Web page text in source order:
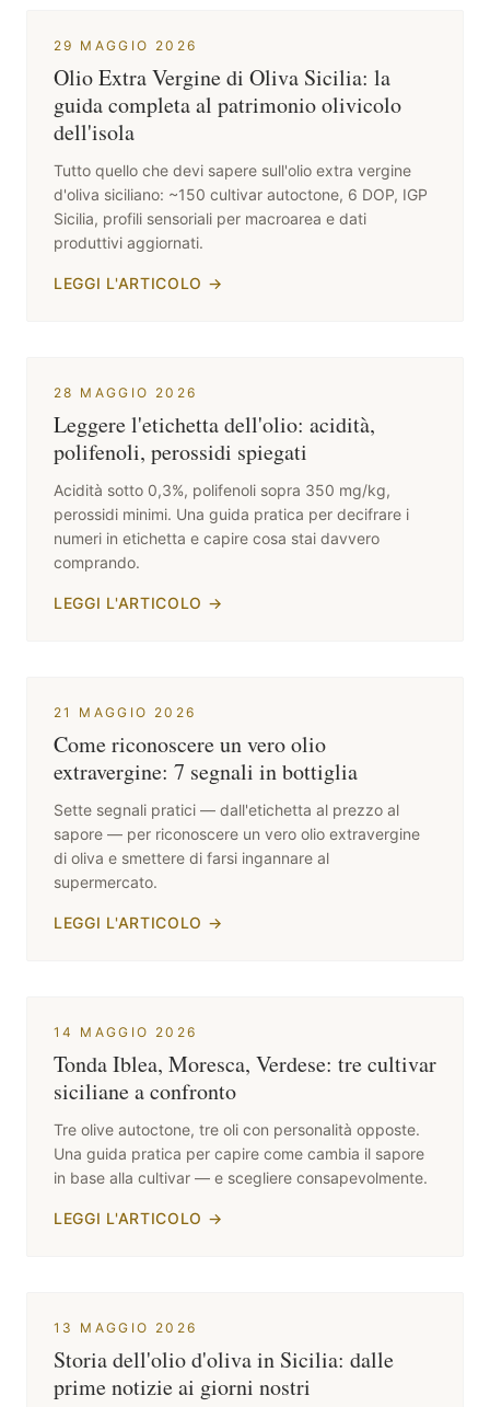
29 MAGGIO 2026
Olio Extra Vergine di Oliva Sicilia: la
guida completa al patrimonio olivicolo
dell'isola
Tutto quello che devi sapere sull'olio extra vergine
d'oliva siciliano: ~150 cultivar autoctone, 6 DOP, IGP
Sicilia, profili sensoriali per macroarea e dati
produttivi aggiornati.
LEGGI L'ARTICOLO →
28 MAGGIO 2026
Leggere l'etichetta dell'olio: acidità,
polifenoli, perossidi spiegati
Acidità sotto 0,3%, polifenoli sopra 350 mg/kg,
perossidi minimi. Una guida pratica per decifrare i
numeri in etichetta e capire cosa stai davvero
comprando.
LEGGI L'ARTICOLO →
21 MAGGIO 2026
Come riconoscere un vero olio
extravergine: 7 segnali in bottiglia
Sette segnali pratici — dall'etichetta al prezzo al
sapore — per riconoscere un vero olio extravergine
di oliva e smettere di farsi ingannare al
supermercato.
LEGGI L'ARTICOLO →
14 MAGGIO 2026
Tonda Iblea, Moresca, Verdese: tre cultivar
siciliane a confronto
Tre olive autoctone, tre oli con personalità opposte.
Una guida pratica per capire come cambia il sapore
in base alla cultivar — e scegliere consapevolmente.
LEGGI L'ARTICOLO →
13 MAGGIO 2026
Storia dell'olio d'oliva in Sicilia: dalle
prime notizie ai giorni nostri